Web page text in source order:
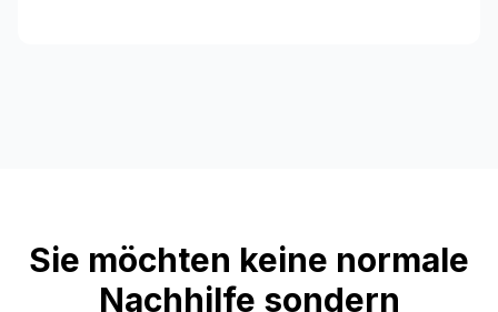
Sie möchten keine normale
Nachhilfe sondern